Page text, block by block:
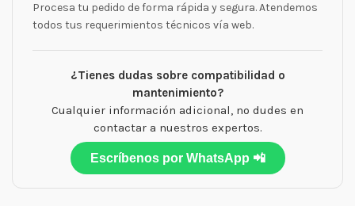
Procesa tu pedido de forma rápida y segura. Atendemos
todos tus requerimientos técnicos vía web.
¿Tienes dudas sobre compatibilidad o
mantenimiento?
Cualquier información adicional, no dudes en
contactar a nuestros expertos.
Escríbenos por WhatsApp 📲